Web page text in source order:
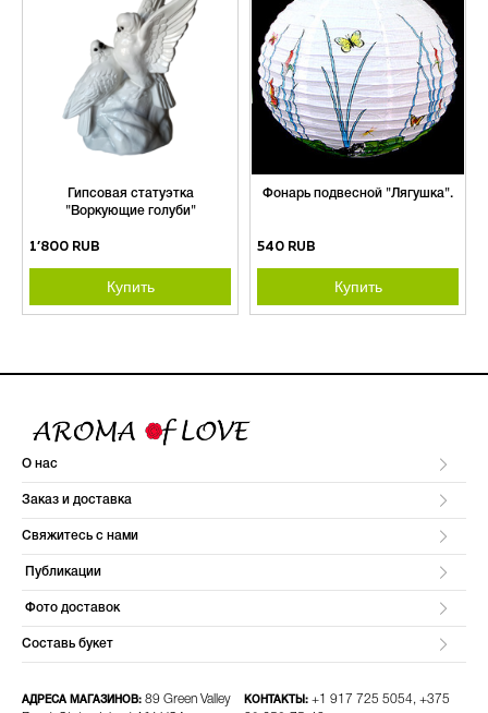
Гипсовая статуэтка
"Воркующие голуби"
1’800 RUB
Купить
Фонарь подвесной "Лягушка".
540 RUB
Купить
О нас
Заказ и доставка
Свяжитесь с нами
Публикации
Фото доставок
Составь букет
АДРЕСА МАГАЗИНОВ: 89 Green Valley
КОНТАКТЫ: +1 917 725 5054, +375